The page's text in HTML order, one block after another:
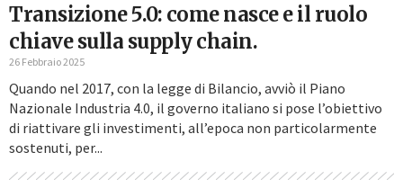
Transizione 5.0: come nasce e il ruolo
chiave sulla supply chain.
26 Febbraio 2025
Quando nel 2017, con la legge di Bilancio, avviò il Piano
Nazionale Industria 4.0, il governo italiano si pose l’obiettivo
di riattivare gli investimenti, all’epoca non particolarmente
sostenuti, per...